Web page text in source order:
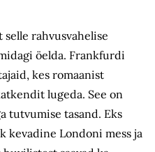
selle rahvusvahelise
öelda. Frankfurdi
kes romaanist
lugeda. See on
tutvumise tasand. Eks
kevadine Londoni mess ja